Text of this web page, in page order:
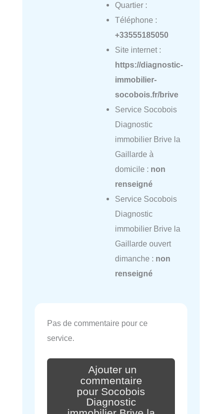
Quartier :
Téléphone :
+33555185050
Site internet :
https://diagnostic-
immobilier-
socobois.fr/brive
Service Socobois
Diagnostic
immobilier Brive la
Gaillarde à
domicile : non
renseigné
Service Socobois
Diagnostic
immobilier Brive la
Gaillarde ouvert
dimanche : non
renseigné
Pas de commentaire pour ce
service.
Ajouter un
commentaire
pour Socobois
Diagnostic